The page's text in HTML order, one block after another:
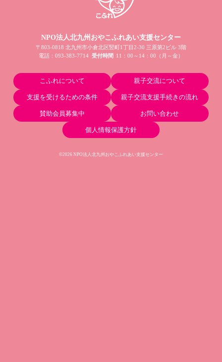
NPO法人北九州おやこふれあい支援センター
〒803-0818 北九州市小倉北区竪町1丁目2-30 三原第2ビル 3階
電話： 093-383-7714 受付時間 11：00～14：00（月～金）
こふれについて 親子交流について
支援を受けるための条件 親子交流支援手続きの流れ
賛助会員募集中 お問い合わせ
個人情報保護方針
©2026 NPO法人北九州おやこふれあい支援センター